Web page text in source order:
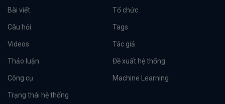
Bài viết Tổ chức
Câu hỏi Tags
Videos Tác giả
Thảo luận Đề xuất hệ thống
Công cụ Machine Learning
Trạng thái hệ thống